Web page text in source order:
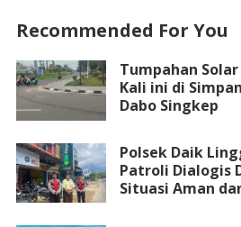
Recommended For You
Tumpahan
Kali ini di
Dabo Singkep
Polsek Daik
Patroli Dialogis
Situasi Aman